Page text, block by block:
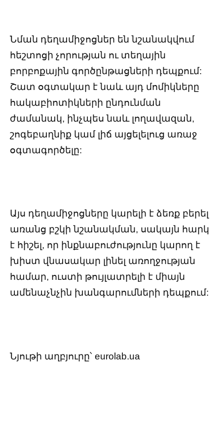
Նման դեղամիջոցներ են նշանակվում
հեշտոցի չորության ու տեղային
բորբոքային գործընթացների դեպքում:
Շատ օգտակար է նաև այդ մոմիկները
հակաբիոտիկների ընդունման
ժամանակ, ինչպես նաև լողավազան,
շոգեբաղնիք կամ լիճ այցելելուց առաջ
օգտագործելը:
Այս դեղամիջոցները կարելի է ձեռք բերել
առանց բշկի նշանակման, սակայն հարկ
է հիշել, որ ինքնաբուժությունը կարող է
խիստ վնասակար լինել առողջության
համար, ուստի թույլատրելի է միայն
ամենաչնչին խանգարումների դեպքում:
Նյութի աղբյուրը՝ eurolab.ua